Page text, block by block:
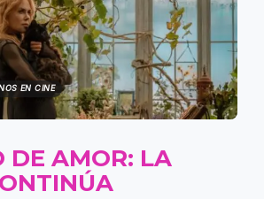
EN CINE
DE AMOR: LA